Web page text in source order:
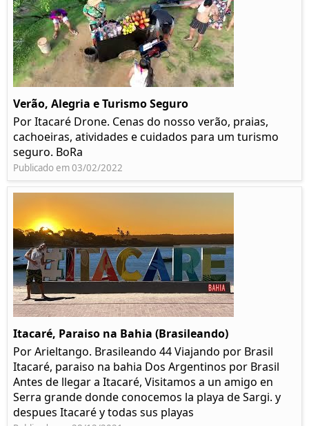
Verão, Alegria e Turismo Seguro
Por Itacaré Drone. Cenas do nosso verão, praias,
cachoeiras, atividades e cuidados para um turismo
seguro. BoRa
Publicado em 03/02/2022
Itacaré, Paraiso na Bahia (Brasileando)
Por Arieltango. Brasileando 44 Viajando por Brasil
Itacaré, paraiso na bahia Dos Argentinos por Brasil
Antes de llegar a Itacaré, Visitamos a un amigo en
Serra grande donde conocemos la playa de Sargi. y
despues Itacaré y todas sus playas